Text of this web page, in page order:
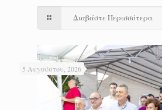
Διαβάστε Περισσότερα
5 Αυγούστου, 2026